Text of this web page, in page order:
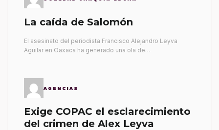
La caída de Salomón
El asesinato del periodista Francisco Alejandro Leyva
Aguilar en Oaxaca ha generado una ola de…
AGENCIAS
Exige COPAC el esclarecimiento
del crimen de Alex Leyva